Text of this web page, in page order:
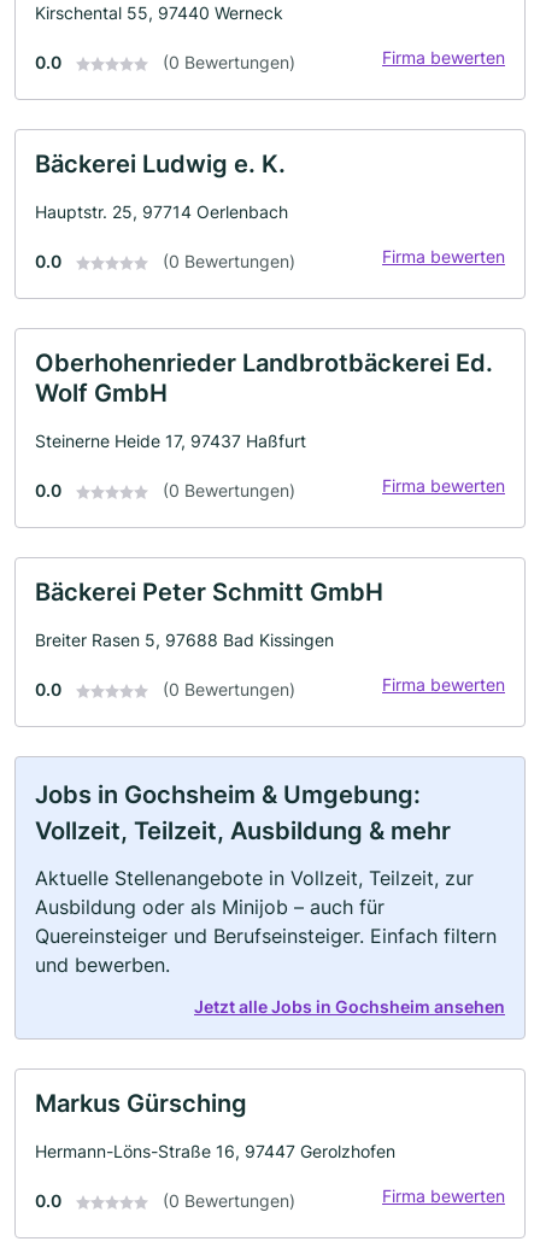
Kirschental 55, 97440 Werneck
0.0 (0 Bewertungen) Firma bewerten
Bäckerei Ludwig e. K.
Hauptstr. 25, 97714 Oerlenbach
0.0 (0 Bewertungen) Firma bewerten
Oberhohenrieder Landbrotbäckerei Ed.
Wolf GmbH
Steinerne Heide 17, 97437 Haßfurt
0.0 (0 Bewertungen) Firma bewerten
Bäckerei Peter Schmitt GmbH
Breiter Rasen 5, 97688 Bad Kissingen
0.0 (0 Bewertungen) Firma bewerten
Jobs in Gochsheim & Umgebung:
Vollzeit, Teilzeit, Ausbildung & mehr
Aktuelle Stellenangebote in Vollzeit, Teilzeit, zur
Ausbildung oder als Minijob – auch für
Quereinsteiger und Berufseinsteiger. Einfach filtern
und bewerben.
Jetzt alle Jobs in Gochsheim ansehen
Markus Gürsching
Hermann-Löns-Straße 16, 97447 Gerolzhofen
0.0 (0 Bewertungen) Firma bewerten